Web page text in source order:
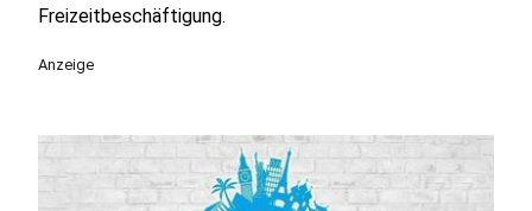
Freizeitbeschäftigung.
Anzeige